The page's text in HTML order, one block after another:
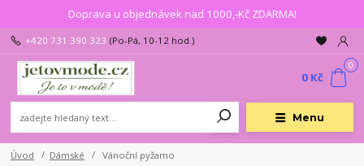
Doprava u objednávek nad 1000,-Kč ZDARMA!
Menu
+420 731 390 323 (Po-Pá, 10-12 hod.)
0
0 Kč
Úvod Dámské Vánoční pyžamo